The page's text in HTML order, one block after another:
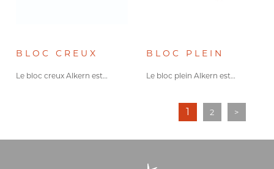
BLOC CREUX
Le bloc creux Alkern est…
BLOC PLEIN
Le bloc plein Alkern est…
1 2 >